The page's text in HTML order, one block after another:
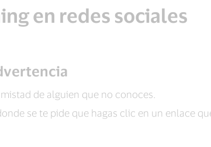
en redes sociales
de alguien que no conoces.
se te pide que hagas clic en un enlace